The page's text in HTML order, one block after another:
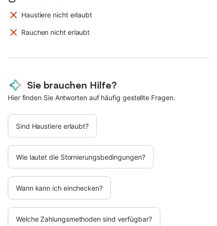
Haustiere nicht erlaubt
Rauchen nicht erlaubt
Sie brauchen Hilfe?
Hier finden Sie Antworten auf häufig gestellte Fragen.
Sind Haustiere erlaubt?
Wie lautet die Stornierungsbedingungen?
Wann kann ich einchecken?
Welche Zahlungsmethoden sind verfügbar?